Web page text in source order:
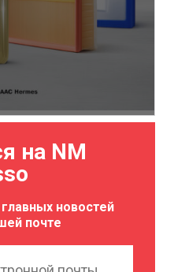
на NM
новостей
почте